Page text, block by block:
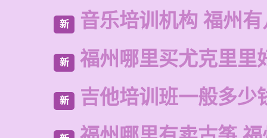
新 音乐培训机构 福州
新 福州哪里买尤克里里
新 吉他培训班一般多少